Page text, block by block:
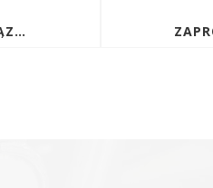
CENA WODY I ŚCIEKÓW OBOWIĄZUJĄCA NA OBSZARZE OBSŁUGIWANYM PRZEZ ZUK W GÓRNIE OD 06.07.2019R